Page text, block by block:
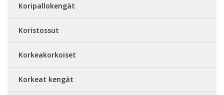
Koripallokengät
Koristossut
Korkeakorkoiset
Korkeat kengät